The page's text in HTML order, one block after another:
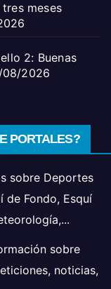
meses
2: Buenas
2026
PORTALES?
sobre Deportes
de Fondo, Esquí
sobre
noticias,